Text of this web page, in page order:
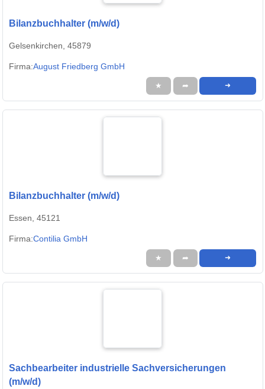
Bilanzbuchhalter (m/w/d)
Gelsenkirchen, 45879
Firma:August Friedberg GmbH
★ ➦ ➜
Bilanzbuchhalter (m/w/d)
Essen, 45121
Firma:Contilia GmbH
★ ➦ ➜
Sachbearbeiter industrielle Sachversicherungen
(m/w/d)